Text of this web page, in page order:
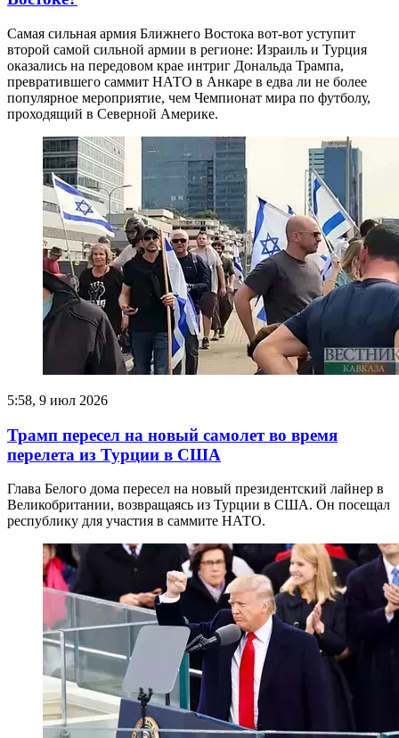
Самая сильная армия Ближнего Востока вот-вот уступит
второй самой сильной армии в регионе: Израиль и Турция
оказались на передовом крае интриг Дональда Трампа,
превратившего саммит НАТО в Анкаре в едва ли не более
популярное мероприятие, чем Чемпионат мира по футболу,
проходящий в Северной Америке.
5:58, 9 июл 2026
Трамп пересел на новый самолет во время
перелета из Турции в США
Глава Белого дома пересел на новый президентский лайнер в
Великобритании, возвращаясь из Турции в США. Он посещал
республику для участия в саммите НАТО.